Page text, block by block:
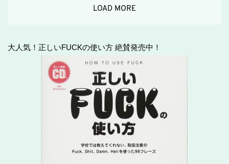
LOAD MORE
大人気！正しいFUCKの使い方 絶賛発売中！